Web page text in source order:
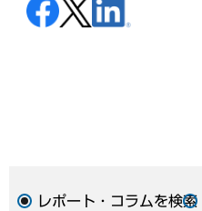
レポート・コラムを検索